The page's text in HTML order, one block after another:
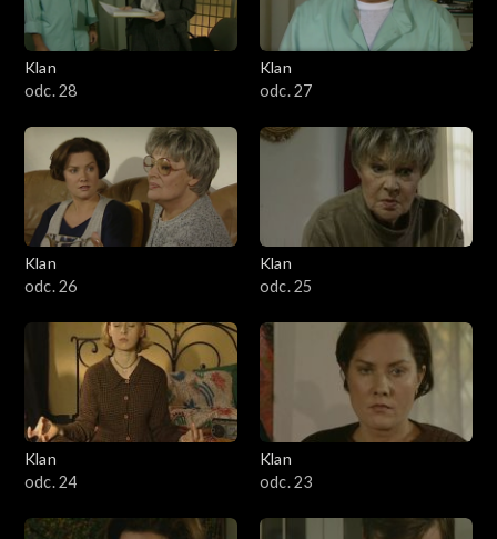
Klan
odc. 28
Klan
odc. 27
Klan
odc. 26
Klan
odc. 25
Klan
odc. 24
Klan
odc. 23